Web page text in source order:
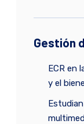
Gestión
ECR en
y el